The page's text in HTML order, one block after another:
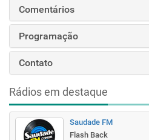
Comentários
Programação
Contato
Rádios em destaque
Saudade FM
Flash Back